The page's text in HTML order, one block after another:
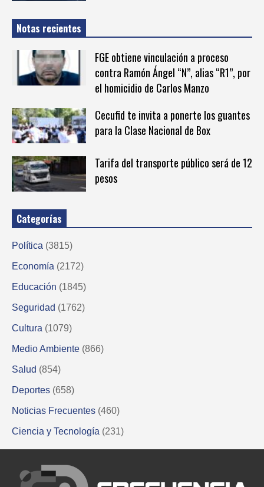
Notas recientes
FGE obtiene vinculación a proceso
contra Ramón Ángel “N”, alias “R1”, por
el homicidio de Carlos Manzo
Cecufid te invita a ponerte los guantes
para la Clase Nacional de Box
Tarifa del transporte público será de 12
pesos
Categorías
Política (3815)
Economía (2172)
Educación (1845)
Seguridad (1762)
Cultura (1079)
Medio Ambiente (866)
Salud (854)
Deportes (658)
Noticias Frecuentes (460)
Ciencia y Tecnología (231)